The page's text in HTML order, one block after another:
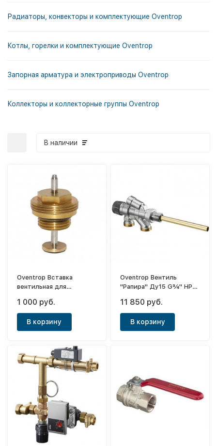
Радиаторы, конвекторы и комплектующие Oventrop
Котлы, горелки и комплектующие Oventrop
Запорная арматура и электроприводы Oventrop
Коллекторы и коллекторные группы Oventrop
В наличии
Oventrop Вставка
вентильная для
SF"
1 000 руб.
В корзину
Oventrop Вентиль
"Рапира" Ду15 G¾" НР
трубной системы
11 850 руб.
В корзину